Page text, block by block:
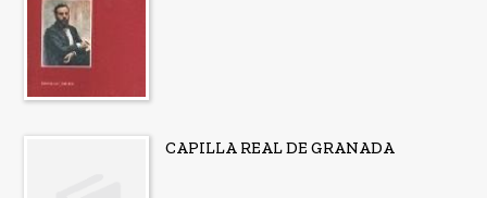
CAPILLA REAL DE GRANADA